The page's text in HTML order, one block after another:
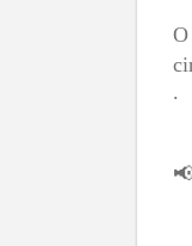
O
.